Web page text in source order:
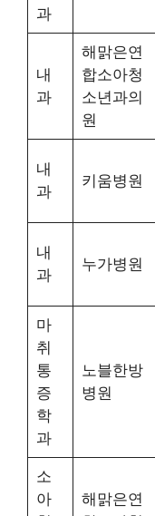
과
내
과
해맑은연
합소아청
소년과의
원
내
과
키움병원
내
과
누가병원
마
취
통
증
학
과
노블한방
병원
소
아
해맑은연